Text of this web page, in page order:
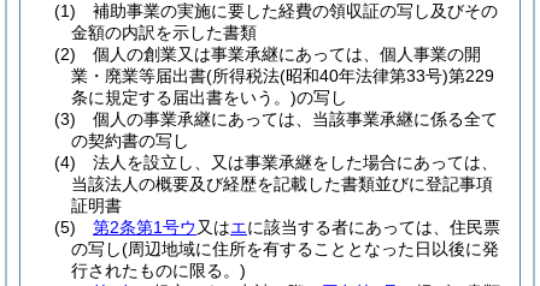
(1)
補助事業の実施に要した経費の領収証の写し及びその
金額の内訳を示した書類
(2)
個人の創業又は事業承継にあっては、個人事業の開
業・廃業等届出書(所得税法(昭和40年法律第33号)第229
条に規定する届出書をいう。)の写し
(3)
個人の事業承継にあっては、当該事業承継に係る全て
の契約書の写し
(4)
法人を設立し、又は事業承継をした場合にあっては、
当該法人の概要及び経歴を記載した書類並びに登記事項
証明書
(5)
第2条第1号ウ 又はエに該当する者にあっては、住民票
の写し(周辺地域に住所を有することとなった日以後に発
行されたものに限る。)